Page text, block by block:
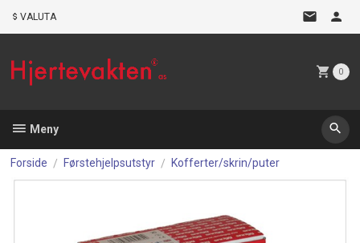
VALUTA
0
Meny
Forside Førstehjelpsutstyr Kofferter/skrin/puter